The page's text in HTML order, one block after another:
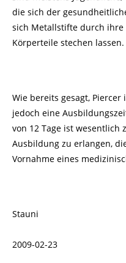
die sich der
sich Metallstifte durch ihre
Körperteile stechen lassen.
Wie bereits gesagt,
jedoch eine
von 12 Tage ist
Ausbildung zu erlangen,
Vornahme eines
Stauni
2009-02-23